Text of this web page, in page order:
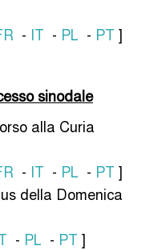
- IT - PL - PT ]
sinodale
alla Curia
- IT - PL - PT ]
della Domenica
- PL - PT ]